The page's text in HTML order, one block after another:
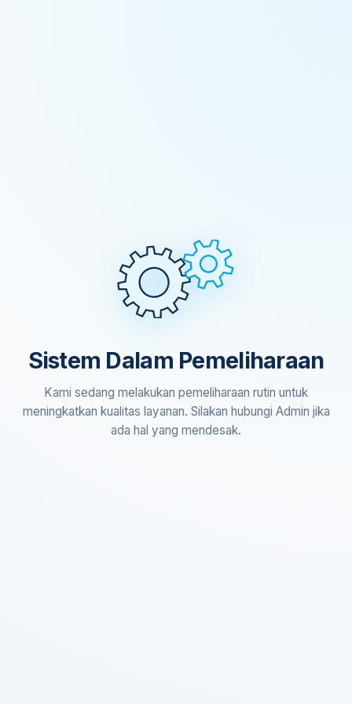
Sistem Dalam Pemeliharaan
Kami sedang melakukan pemeliharaan rutin untuk
meningkatkan kualitas layanan. Silakan hubungi Admin jika
ada hal yang mendesak.